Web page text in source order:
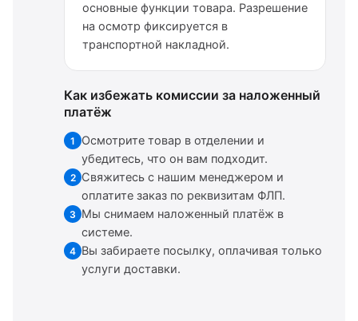
основные функции товара. Разрешение
на осмотр фиксируется в
транспортной накладной.
Как избежать комиссии за наложенный
платёж
1
Осмотрите товар в отделении и
убедитесь, что он вам подходит.
2 Свяжитесь с нашим менеджером и
оплатите заказ по реквизитам ФЛП.
3 Мы снимаем наложенный платёж в
системе.
4 Вы забираете посылку, оплачивая только
услуги доставки.